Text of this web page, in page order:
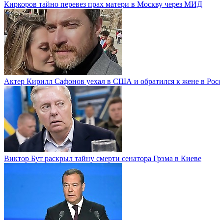
Киркоров тайно перевез прах матери в Москву через МИД
Актер Кирилл Сафонов уехал в США и обратился к жене в
Виктор Бут раскрыл тайну смерти сенатора Грэма в Киеве